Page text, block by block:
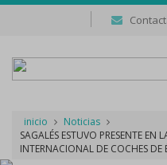
inicio
Noticias
SAGALÉS ESTUVO PRESENTE EN
INTERNACIONAL DE COCHES DE